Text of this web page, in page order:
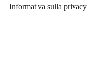
Informativa sulla privacy